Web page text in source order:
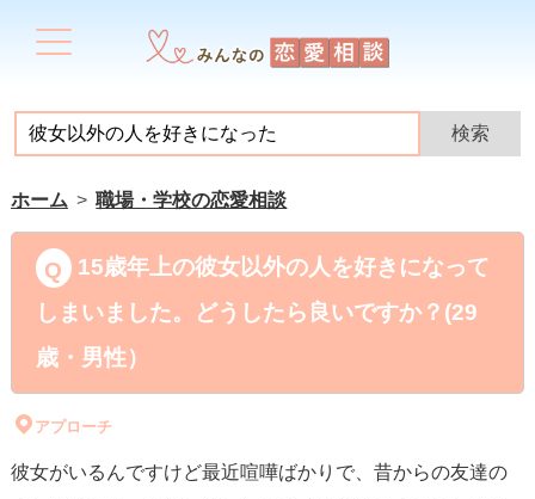
ホーム 職場・学校の恋愛相談
15歳年上の彼女以外の人を好きになって
しまいました。どうしたら良いですか？(29
歳・男性）
アプローチ
彼女がいるんですけど最近喧嘩ばかりで、昔からの友達の